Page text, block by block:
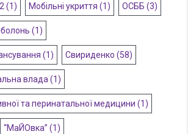
(1) Мобільні укриття (1) ОСББ (3)
(1)
(1) Свириденко (58)
влада (1)
та перинатальної медицини (1)
“МаЙОвка” (1)